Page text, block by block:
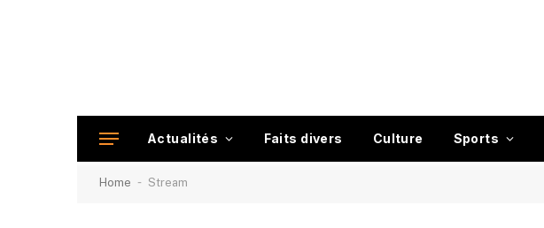
Actualités Faits divers Culture Sports
Home - Stream